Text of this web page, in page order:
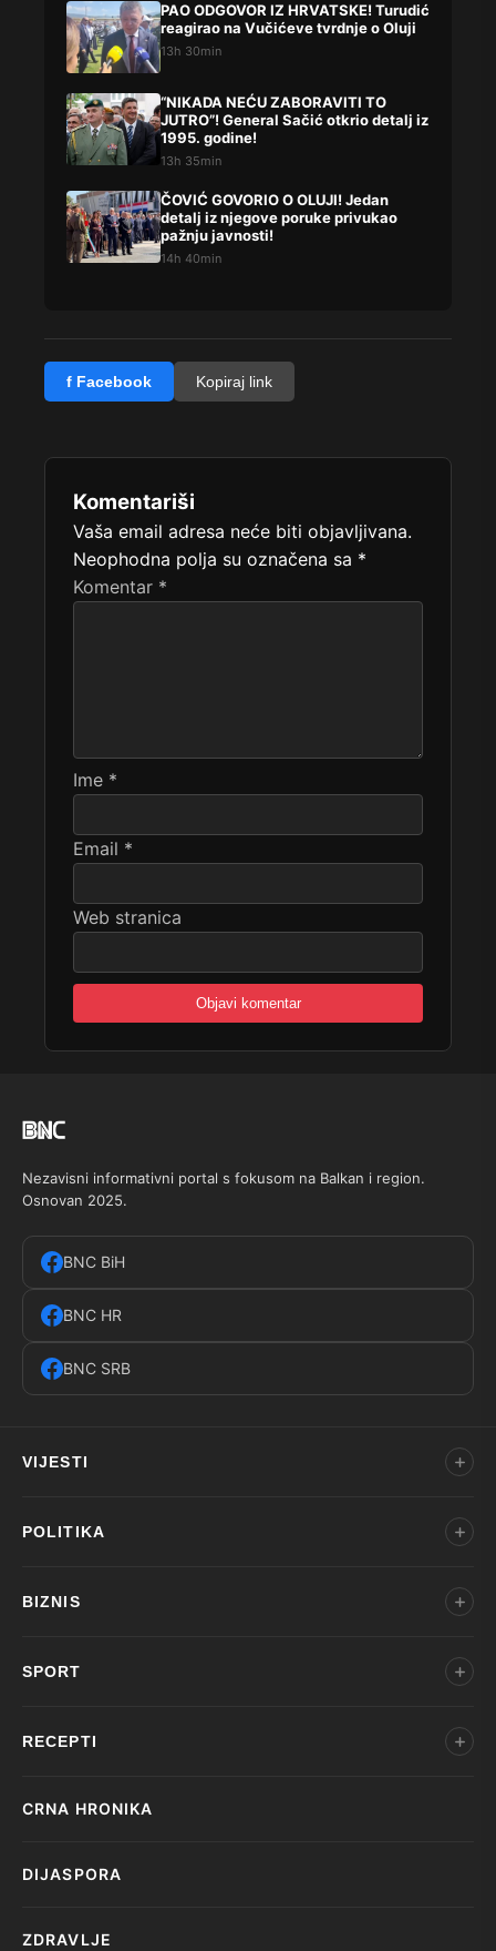
PAO ODGOVOR IZ HRVATSKE! Turudić
reagirao na Vučićeve tvrdnje o Oluji
13h 30min
“NIKADA NEĆU ZABORAVITI TO
JUTRO”! General Sačić otkrio detalj iz
1995. godine!
13h 35min
ČOVIĆ GOVORIO O OLUJI! Jedan
detalj iz njegove poruke privukao
pažnju javnosti!
14h 40min
f Facebook Kopiraj link
Komentariši
Vaša email adresa neće biti objavljivana.
Neophodna polja su označena sa *
Komentar *
Ime *
Email *
Web stranica
Nezavisni informativni portal s fokusom na Balkan i region.
Osnovan 2025.
BNC BiH
BNC HR
BNC SRB
VIJESTI
POLITIKA
BIZNIS
SPORT
RECEPTI
CRNA HRONIKA
DIJASPORA
ZDRAVLJE